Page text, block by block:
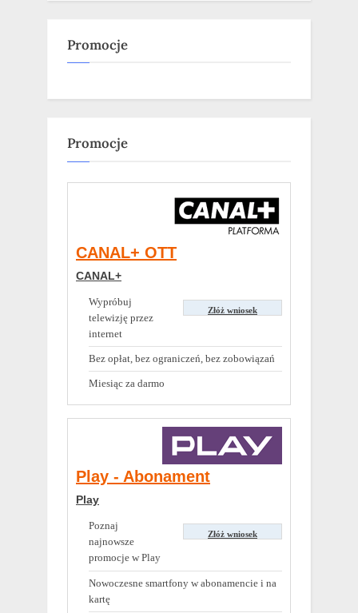
Promocje
Promocje
CANAL+ OTT
CANAL+
Złóż wniosek
Wypróbuj
telewizję przez
internet
Bez opłat, bez ograniczeń, bez zobowiązań
Miesiąc za darmo
Play - Abonament
Play
Złóż wniosek
Poznaj
najnowsze
promocje w Play
Nowoczesne smartfony w abonamencie i na
kartę